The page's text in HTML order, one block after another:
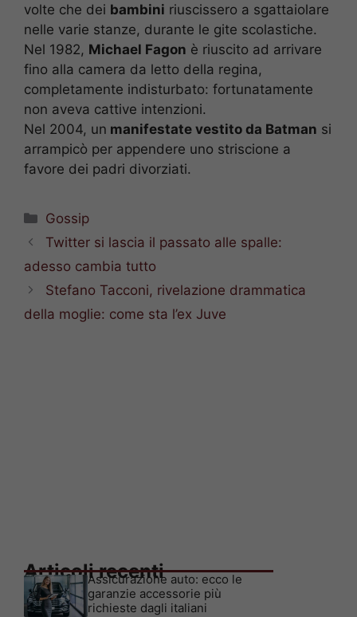
volte che dei bambini riuscissero a sgattaiolare
nelle varie stanze, durante le gite scolastiche.
Nel 1982, Michael Fagon è riuscito ad arrivare
fino alla camera da letto della regina,
completamente indisturbato: fortunatamente
non aveva cattive intenzioni.
Nel 2004, un manifestate vestito da Batman si
arrampicò per appendere uno striscione a
favore dei padri divorziati.
Categorie
Gossip
Twitter si lascia il passato alle spalle:
adesso cambia tutto
Stefano Tacconi, rivelazione drammatica
della moglie: come sta l’ex Juve
Articoli recenti
Assicurazione auto: ecco le
garanzie accessorie più
richieste dagli italiani